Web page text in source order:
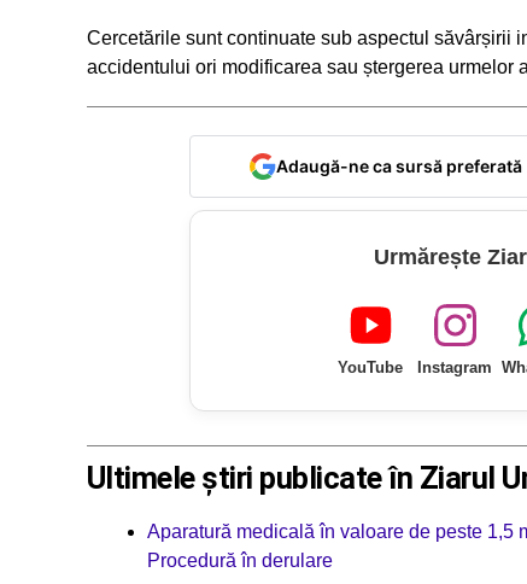
Cercetările sunt continuate sub aspectul săvârșirii
accidentului ori modificarea sau ștergerea urmelor
Adaugă-ne ca sursă preferată
Urmărește
YouTube Instagram
Ultimele știri publicate în Ziarul
Aparatură medicală în valoare de peste
Procedură în derulare